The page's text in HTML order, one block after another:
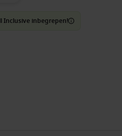
Inclusive inbegrepen!